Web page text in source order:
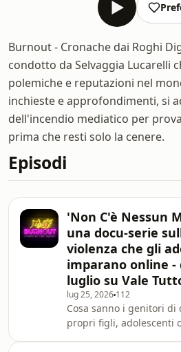
Burnout - Cronache dai Roghi
condotto da Selvaggia Lucarelli
polemiche e reputazioni nel
inchieste e approfondimenti, si
dell'incendio mediatico per
prima che resti solo la cenere.
Episodi
'Non C'è Nessun
una docu-serie
violenza che gli
imparano online -
luglio su Vale
lug 25, 2026 112
Cosa sanno i genitori di
propri figli, adolescenti